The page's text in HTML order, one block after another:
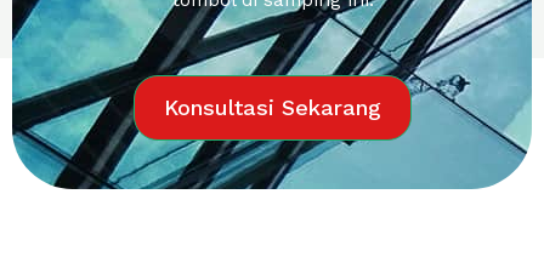
Konsultasi Sekarang